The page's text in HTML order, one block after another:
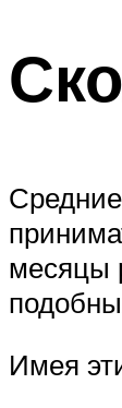
месяцы
Имея